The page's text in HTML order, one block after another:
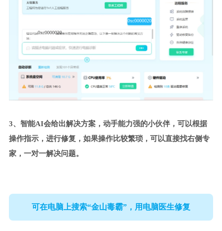
0xc0000020
0xc0000020
3、智能AI会给出解决方案，动手能力强的小伙伴，可以根据
操作指示，进行修复，如果操作比较繁琐，可以直接找右侧专
家，一对一解决问题。
可在电脑上搜索“金山毒霸”，用电脑医生修复